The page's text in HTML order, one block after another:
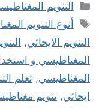
التصنيفات
التنويم
الوسوم
أنوع التنويم
التنويم الايحائي,
المغناطيسي و
المغناطيسي, تعلم
ايحائي, تنويم